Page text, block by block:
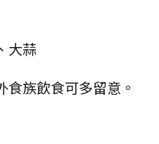
大蒜
族飲食可多留意。